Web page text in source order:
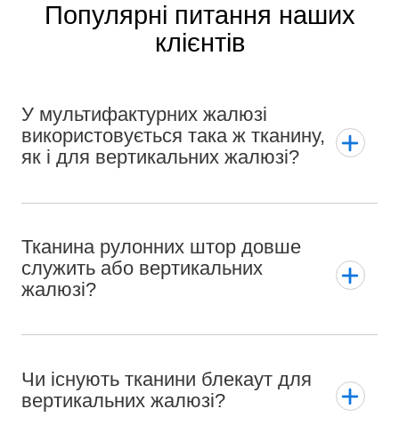
Популярні питання наших
клієнтів
У мультифактурних жалюзі
використовується така ж тканину,
як і для вертикальних жалюзі?
Тканина рулонних штор довше
служить або вертикальних
жалюзі?
Чи існують тканини блекаут для
вертикальних жалюзі?